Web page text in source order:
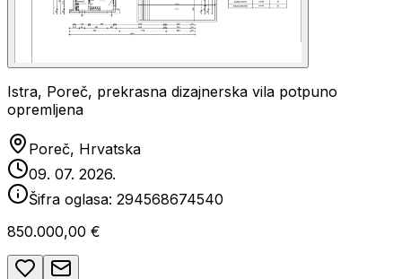
Istra, Poreč, prekrasna dizajnerska vila potpuno
opremljena
Poreč, Hrvatska
09. 07. 2026.
Šifra oglasa: 294568674540
850.000,00 €